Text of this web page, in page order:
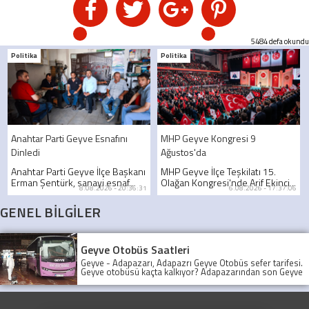
5484 defa okundu
Anahtar Parti Geyve Esnafını
Dinledi
Anahtar Parti Geyve İlçe Başkanı
Erman Şentürk, sanayi esnaf...
Politika
8.08.2026 - 20:36:31
MHP Geyve Kongresi 9
Ağustos'da
MHP Geyve İlçe Teşkilatı 15.
Olağan Kongresi'nde Arif Ekinci...
Politika
6.08.2026 - 17:37:06
GENEL BİLGİLER
Geyve Otobüs Saatleri
Geyve - Adapazarı, Adapazrı Geyve Otobüs sefer tarifesi.
Geyve otobüsü kaçta kalkıyor? Adapazarından son Geyve
Otobüsü, Sefer tarifesi, geyve koop otobüs